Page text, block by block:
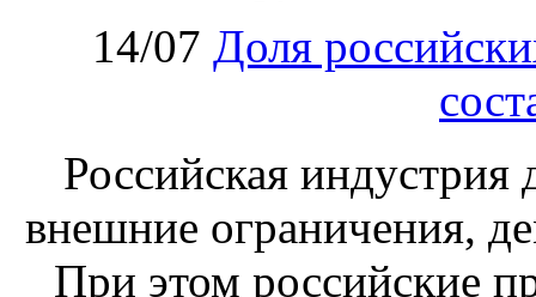
14/07 Доля
Российская индустрия
внешние ограничения,
При этом российские